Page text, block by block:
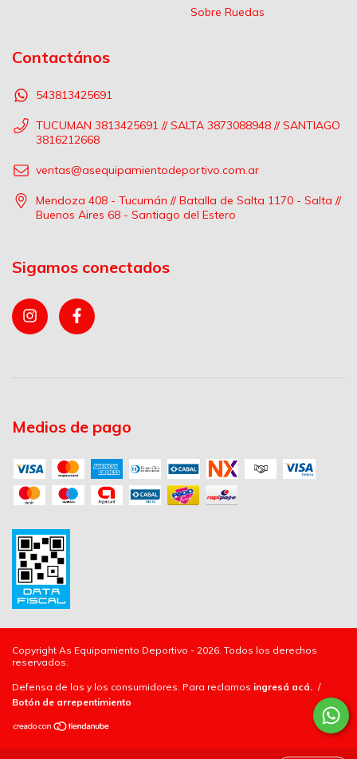
Sobre Ruedas
Contactános
543813425691
TUCUMAN 3813425691 // SALTA 3873088948 // SANTIAGO
3816212668
ventas@asequipamientodeportivo.com.ar
Mendoza 408 - Tucumán // Batalla de Salta 1170 - Salta //
Buenos Aires 68 - Santiago del Estero
Sigamos conectados
Medios de pago
Copyright As Equipamiento Deportivo - 2026. Todos los derechos
reservados.
Defensa de las y los consumidores. Para reclamos ingresá acá. /
Botón de arrepentimiento